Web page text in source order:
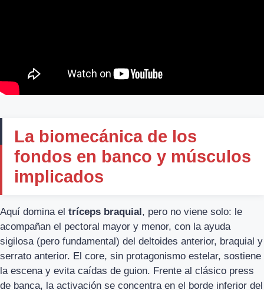
La biomecánica de los
fondos en banco y músculos
implicados
Aquí domina el tríceps braquial, pero no viene solo: le
acompañan el pectoral mayor y menor, con la ayuda
sigilosa (pero fundamental) del deltoides anterior, braquial y
serrato anterior. El core, sin protagonismo estelar, sostiene
la escena y evita caídas de guion. Frente al clásico press
de banca, la activación se concentra en el borde inferior del